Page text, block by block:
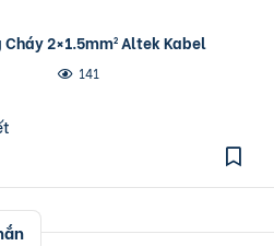
Cháy 2×1.5mm² Altek Kabel
141